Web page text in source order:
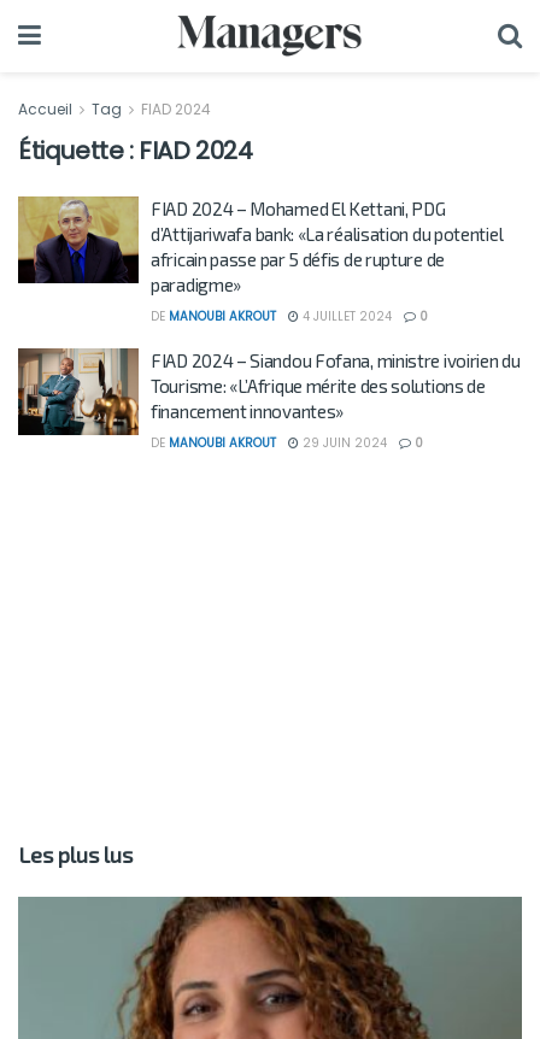
Accueil Tag FIAD 2024
Étiquette : FIAD 2024
FIAD 2024 – Mohamed El Kettani, PDG
d’Attijariwafa bank: «La réalisation du potentiel
africain passe par 5 défis de rupture de
paradigme»
DE MANOUBI AKROUT 4 JUILLET 2024 0
FIAD 2024 – Siandou Fofana, ministre ivoirien du
Tourisme: «L’Afrique mérite des solutions de
financement innovantes»
DE MANOUBI AKROUT 29 JUIN 2024 0
Les plus lus